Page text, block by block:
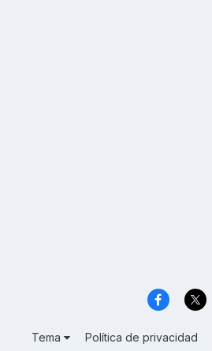
Tema Política de privacidad